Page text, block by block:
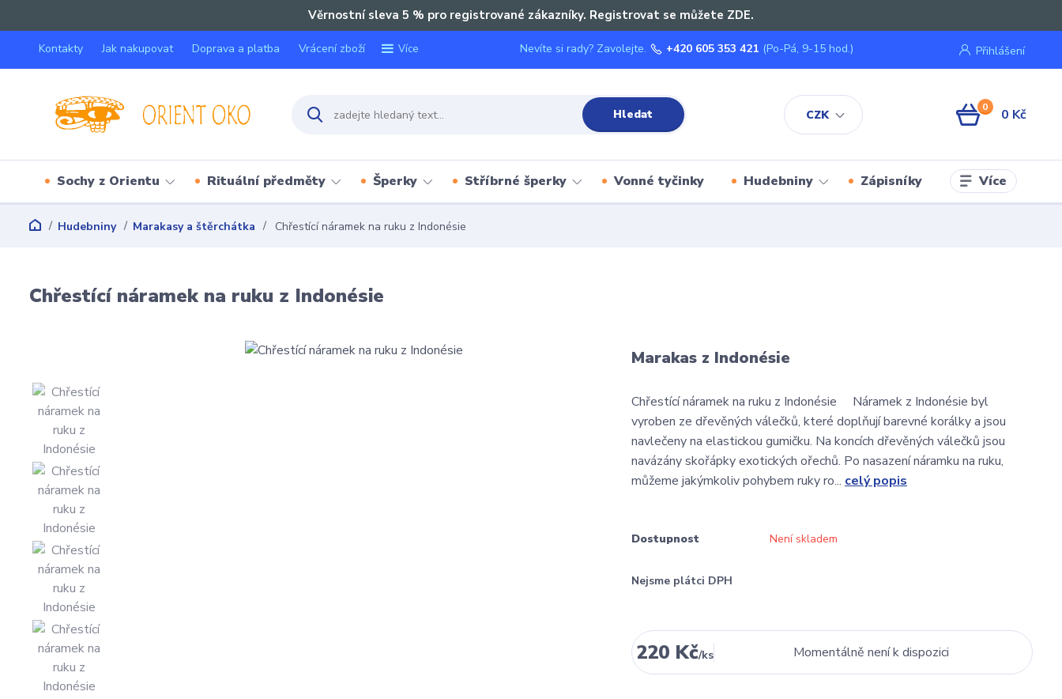
Věrnostní sleva 5 % pro registrované zákazníky. Registrovat se můžete ZDE.
Kontakty Jak nakupovat Doprava a platba Vrácení zboží Více
CZK
Přihlášení
Hledat
Nevíte si rady? Zavolejte. +420 605 353 421 (Po-Pá, 9-15 hod.)
0 0 Kč
Sochy z Orientu Rituální předměty Šperky Stříbrné šperky Vonné tyčinky Hudebniny Zápisníky Více
Hudebniny Marakasy a štěrchátka Chřestící náramek na ruku z Indonésie
Chřestící náramek na ruku z Indonésie
Marakas z Indonésie
Chřestící náramek na ruku z Indonésie Náramek z Indonésie byl
vyroben ze dřevěných válečků, které doplňují barevné korálky a jsou
navlečeny na elastickou gumičku. Na koncích dřevěných válečků jsou
navázány skořápky exotických ořechů. Po nasazení náramku na ruku,
můžeme jakýmkoliv pohybem ruky ro... celý popis
Dostupnost Není skladem
Nejsme plátci DPH
220 Kč/ks Momentálně není k dispozici